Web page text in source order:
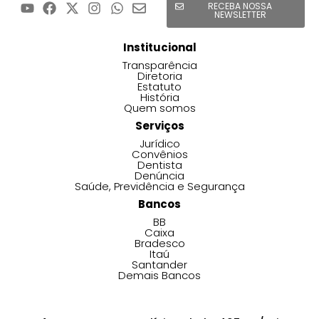
RECEBA NOSSA
NEWSLETTER
Institucional
Transparência
Diretoria
Estatuto
História
Quem somos
Serviços
Jurídico
Convênios
Dentista
Denúncia
Saúde, Previdência e Segurança
Bancos
BB
Caixa
Bradesco
Itaú
Santander
Demais Bancos